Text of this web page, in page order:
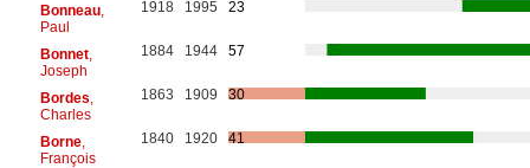
Bonneau,
Paul
1918 1995 23
Bonnet,
Joseph
1884 1944 57
Bordes
Charles
1863 1909 30
Borne,
François
1840 1920 41